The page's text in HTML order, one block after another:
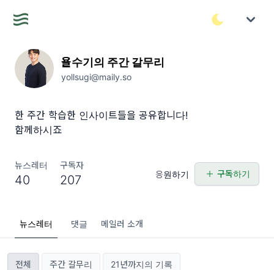
욜수기의 주간 갈무리
yollsugi@maily.so
한 주간 학습한 인사이트들을 공유합니다!
함께하시죠
뉴스레터
40
구독자
207 응원하기 구독하기
뉴스레터 댓글 메일러 소개
전체 주간 갈무리 21년까지의 기록